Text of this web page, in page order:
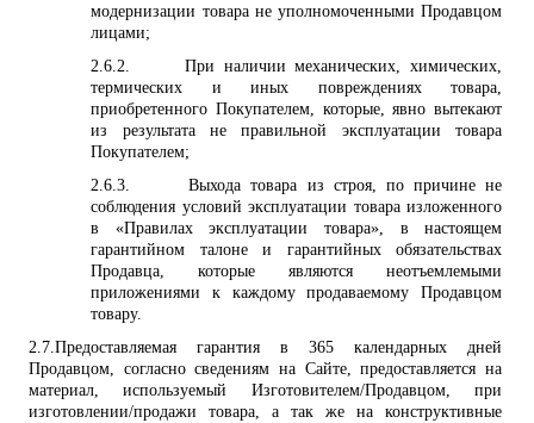
модернизации товара не уполномоченными Продавцом
лицами;
2.6.2.
При наличии механических, химических,
термических и иных повреждениях товара,
приобретенного Покупателем, которые, явно вытекают
из результата не правильной эксплуатации товара
Покупателем;
2.6.3.
Выхода товара из строя, по причине не
соблюдения условий эксплуатации товара изложенного
в «Правилах эксплуатации товара», в настоящем
гарантийном талоне и гарантийных обязательствах
Продавца, которые являются неотъемлемыми
приложениями к каждому продаваемому Продавцом
товару.
2.7. Предоставляемая гарантия в 365 календарных дней
Продавцом, согласно сведениям на Сайте, предоставляется на
материал, используемый Изготовителем/Продавцом, при
изготовлении/продажи товара, а так же на конструктивные